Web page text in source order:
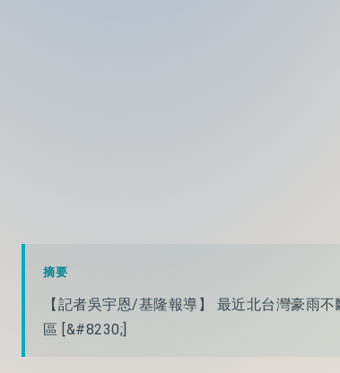
摘要
【記者吳宇恩/基隆報導】 最近北台灣豪雨
區 [&#8230;]